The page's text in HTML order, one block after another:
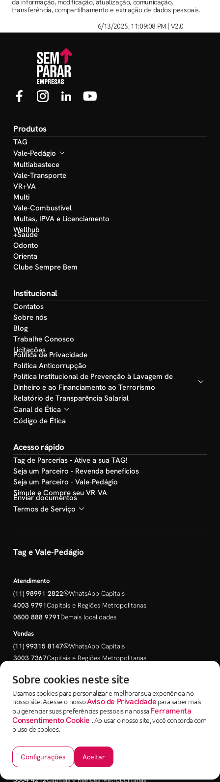
da informação, modificação, atualização, comunicação,
transferência, compartilhamento e extração de dados pessoais.
6/13/2025, 11:09:08 PM | V2.0
Produtos
TAG
Vale-Pedágio
Multiabastece
Vale-Transporte
VR+VA
Multi
Vale-Combustível
Multas, IPVA e Licenciamento
Wellhub
+Saúde
Odonto
Orienta
Clube Sempre Bem
Institucional
Contatos
Sobre nós
Blog
Trabalhe Conosco
Licitações
Política de Privacidade
Política Anticorrupção
Política Institucional de Prevenção à Lavagem de
Dinheiro e ao Financiamento ao Terrorismo
Relatório de Transparência Salarial
Canal de Ética
Código de Ética
Acesso rápido
Tag de Parcerias - Ative a sua TAG!
Seja um Parceiro - Revenda benefícios
Seja um Parceiro - Vale-Pedágio
Simule e Compre seu VR-VA
Enviar documentos
Termos de Serviço
Tag e Vale-Pedágio
Atendimento
(11) 98991 2822
WhatsApp Capitais
4003 9791Capitais e Regiões Metropolitanas
0800 888 9791Demais localidades
Vendas
(11) 99315 8147
WhatsApp Capitais
3003 7367Capitais e Regiões Metropolitanas
Cartão Combustível e Cartão Frete
Atendimento
0800 888 9791Demais localidades
Vendas
3004 4212Capitais e Regiões Metropolitanas
Sobre cookies neste site
Usamos cookies para personalizar e melhorar sua experiência no
nosso site. Acesse o nossoAviso de Privacidade para saber mais
ou gerenciar suas preferências pessoais na nossa Ferramenta
Consentimento Cookie . Ao usar o nosso site, você concorda com
o uso de cookies.
Configurações Aceitar